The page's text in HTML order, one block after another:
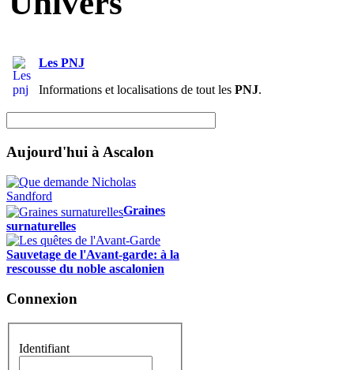
Les PNJ
Informations et localisations de tout les PNJ.
Aujourd'hui à Ascalon
Graines
surnaturelles
Sauvetage de l'Avant-garde: à la
rescousse du noble ascalonien
Connexion
Identifiant